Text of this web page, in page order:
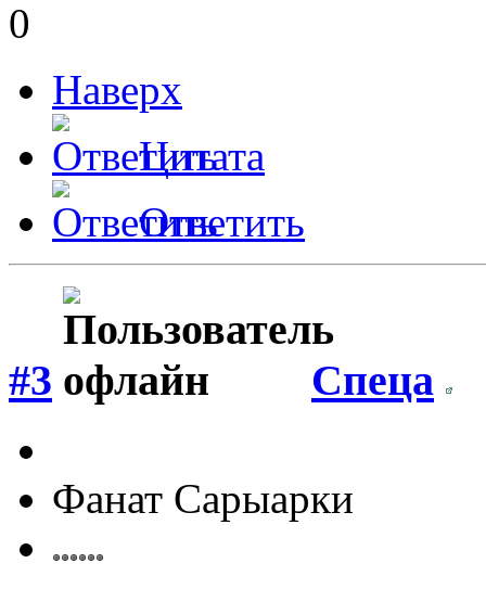
0
Наверх
Цитата
Ответить
#3 Спеца
Фанат Сарыарки